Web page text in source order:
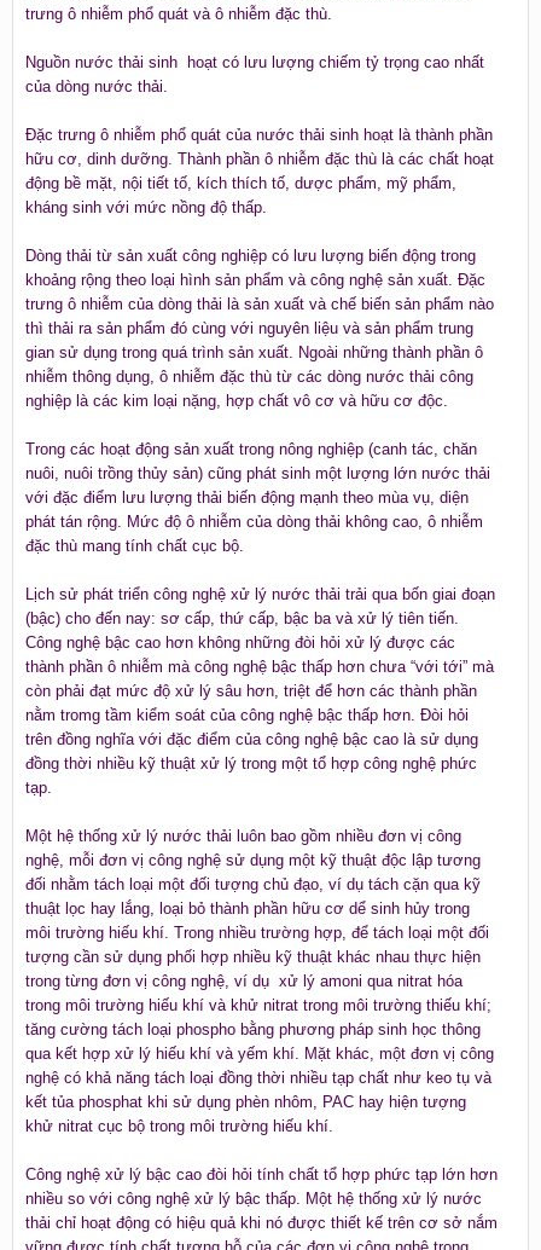
trưng ô nhiễm phổ quát và ô nhiễm đặc thù.
Nguồn nước thải sinh hoạt có lưu lượng chiếm tỷ trọng cao nhất
của dòng nước thải.
Đặc trưng ô nhiễm phổ quát của nước thải sinh hoạt là thành phần
hữu cơ, dinh dưỡng. Thành phần ô nhiễm đặc thù là các chất hoạt
động bề mặt, nội tiết tố, kích thích tố, dược phẩm, mỹ phẩm,
kháng sinh với mức nồng độ thấp.
Dòng thải từ sản xuất công nghiệp có lưu lượng biến động trong
khoảng rộng theo loại hình sản phẩm và công nghệ sản xuất. Đặc
trưng ô nhiễm của dòng thải là sản xuất và chế biến sản phẩm nào
thì thải ra sản phẩm đó cùng với nguyên liệu và sản phẩm trung
gian sử dụng trong quá trình sản xuất. Ngoài những thành phần ô
nhiễm thông dụng, ô nhiễm đặc thù từ các dòng nước thải công
nghiệp là các kim loại nặng, hợp chất vô cơ và hữu cơ độc.
Trong các hoạt động sản xuất trong nông nghiệp (canh tác, chăn
nuôi, nuôi trồng thủy sản) cũng phát sinh một lượng lớn nước thải
với đặc điểm lưu lượng thải biến động mạnh theo mùa vụ, diện
phát tán rộng. Mức độ ô nhiễm của dòng thải không cao, ô nhiễm
đặc thù mang tính chất cục bộ.
Lịch sử phát triển công nghệ xử lý nước thải trải qua bốn giai đoạn
(bậc) cho đến nay: sơ cấp, thứ cấp, bậc ba và xử lý tiên tiến.
Công nghệ bậc cao hơn không những đòi hỏi xử lý được các
thành phần ô nhiễm mà công nghệ bậc thấp hơn chưa “với tới” mà
còn phải đạt mức độ xử lý sâu hơn, triệt để hơn các thành phần
nằm tromg tầm kiểm soát của công nghệ bậc thấp hơn. Đòi hỏi
trên đồng nghĩa với đặc điểm của công nghệ bậc cao là sử dụng
đồng thời nhiều kỹ thuật xử lý trong một tổ hợp công nghệ phức
tạp.
Một hệ thống xử lý nước thải luôn bao gồm nhiều đơn vị công
nghệ, mỗi đơn vị công nghệ sử dụng một kỹ thuật độc lập tương
đối nhằm tách loại một đối tượng chủ đạo, ví dụ tách cặn qua kỹ
thuật lọc hay lắng, loại bỏ thành phần hữu cơ dể sinh hủy trong
môi trường hiếu khí. Trong nhiều trường hợp, để tách loại một đối
tượng cần sử dụng phối hợp nhiều kỹ thuật khác nhau thực hiện
trong từng đơn vị công nghệ, ví dụ xử lý amoni qua nitrat hóa
trong môi trường hiếu khí và khử nitrat trong môi trường thiếu khí;
tăng cường tách loại phospho bằng phương pháp sinh học thông
qua kết hợp xử lý hiếu khí và yếm khí. Mặt khác, một đơn vị công
nghệ có khả năng tách loại đồng thời nhiều tạp chất như keo tụ và
kết tủa phosphat khi sử dụng phèn nhôm, PAC hay hiện tượng
khử nitrat cục bộ trong môi trường hiếu khí.
Công nghệ xử lý bậc cao đòi hỏi tính chất tổ hợp phức tạp lớn hơn
nhiều so với công nghệ xử lý bậc thấp. Một hệ thống xử lý nước
thải chỉ hoạt động có hiệu quả khi nó được thiết kế trên cơ sở nắm